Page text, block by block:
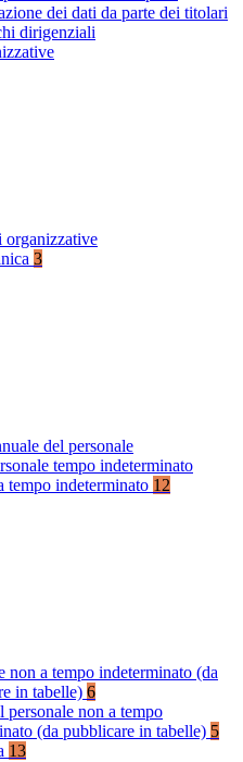
dei dati da parte dei titolari
dirigenziali
organizzative
3
del personale
tempo indeterminato
tempo indeterminato 12
non a tempo indeterminato (da
in tabelle) 6
personale non a tempo
(da pubblicare in tabelle) 5
13